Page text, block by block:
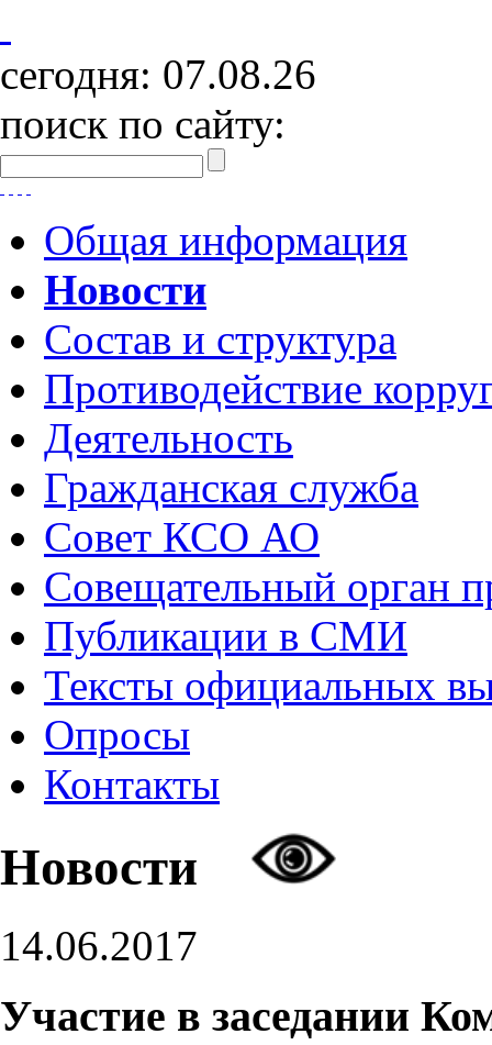
сегодня: 07.08.26
поиск по сайту:
Общая информация
Новости
Состав и структура
Противодействие
Деятельность
Гражданская служба
Совет КСО АО
Совещательный орган
Публикации в СМИ
Тексты официальных
Опросы
Контакты
Новости
14.06.2017
Участие в заседании